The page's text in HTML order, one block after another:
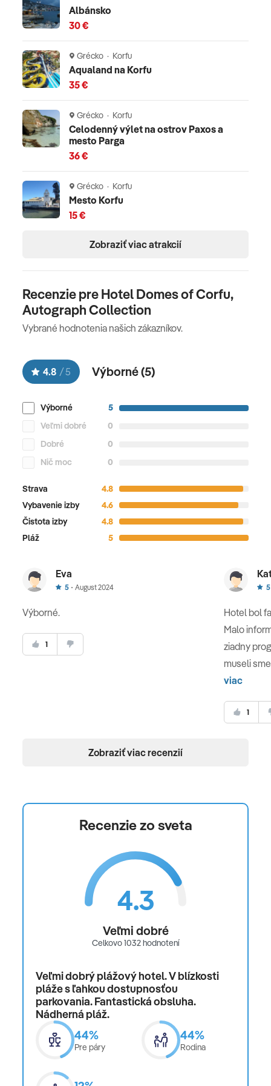
palivový príplatok
Celková cena nezahŕňa
Klimatickú taxu (Climate Resilience Tax, predtým
pobytová taxa): cca 10€/izba/deň pobytu, platí sa na
mieste v ubytovacom zariadení, zväčša v posledný deň
Oficiálne hodnotenie
Albánsko
30 €
Grécko · Korfu
Aqualand na Korfu
35 €
Grécko · Korfu
Celodenný výlet na ostrov Paxos a
mesto Parga
36 €
Grécko · Korfu
Mesto Korfu
15 €
Zobraziť viac atrakcií
Recenzie pre Hotel Domes of Corfu,
Autograph Collection
Vybrané hodnotenia našich zákazníkov.
4.8 /5 Výborné (5)
Výborné
5
Veľmi dobré
0
Dobré
0
Nič moc
0
Strava
4.8
Vybavenie izby
4.6
Čistota izby
4.8
Pláž
5
Eva
5 August 2024
Výborné.
1
5
Hotel bol
Malo
ziadny
museli
viac
1
Zobraziť viac recenzií
Recenzie zo sveta
4.3
Veľmi dobré
Celkovo 1032 hodnotení
Veľmi dobrý plážový hotel. V blízkosti
pláže s ľahkou dostupnosťou
parkovania. Fantastická obsluha.
Nádherná pláž.
44%
Pre páry
44%
Rodina